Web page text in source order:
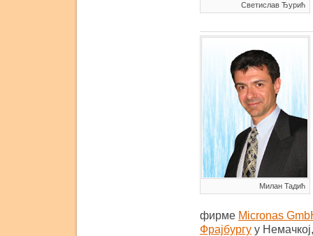
Светислав Ђурић
Милан Тадић
фирме Micronas
Фрајбургу у